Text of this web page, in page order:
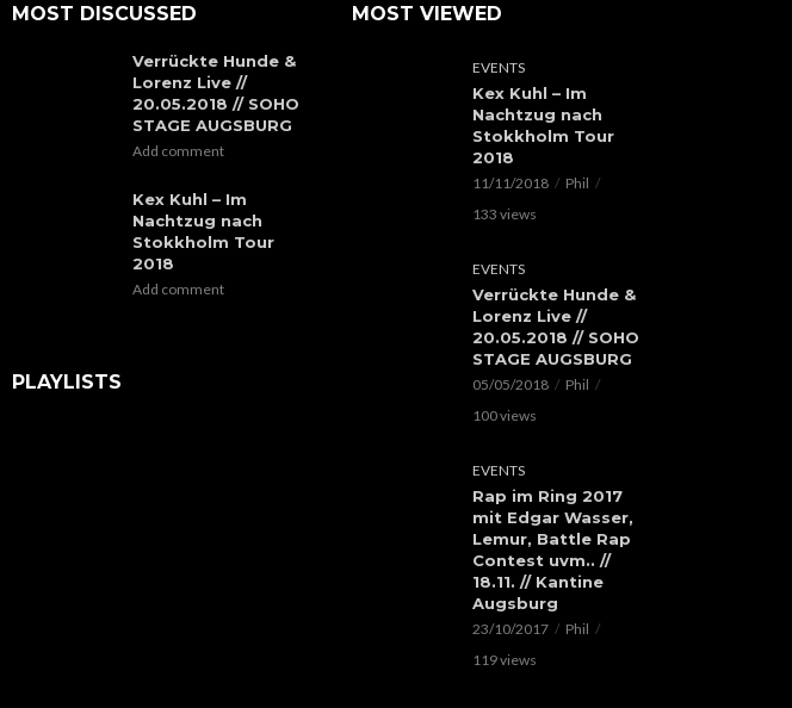
MOST DISCUSSED
Verrückte Hunde &
Lorenz Live //
20.05.2018 // SOHO
STAGE AUGSBURG
Add comment
Kex Kuhl – Im
Nachtzug nach
Stokkholm Tour
2018
Add comment
PLAYLISTS
MOST VIEWED
EVENTS
Kex Kuhl – Im
Nachtzug nach
Stokkholm Tour
2018
11/11/2018
Phil
133 views
EVENTS
Verrückte Hunde &
Lorenz Live //
20.05.2018 // SOHO
STAGE AUGSBURG
05/05/2018
Phil
100 views
EVENTS
Rap im Ring 2017
mit Edgar Wasser,
Lemur, Battle Rap
Contest uvm.. //
18.11. // Kantine
Augsburg
23/10/2017
Phil
119 views